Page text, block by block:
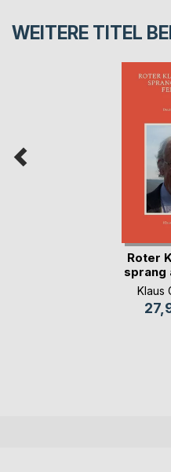
WEITERE TITEL BEI
Roter
sprang
Klaus